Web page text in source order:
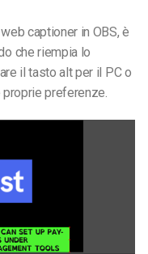
captioner in OBS, è
che riempia lo
il tasto alt per il PC o
preferenze.